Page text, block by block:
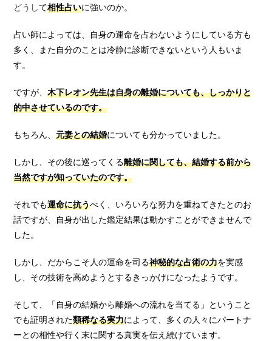
どうして相性占いに強いのか。
占い師によっては、自身の運命を占わないようにしている方も
多く、また自分のことは冷静に診断できないという人もいま
す。
ですが、木下レオン先生は自身の離婚についても、しっかりと
的中させているのです。
もちろん、元妻との結婚についても分かっていました。
しかし、その後に巡ってくる離婚に関しても、結婚する前から
当然ですが知っていたのです。
それでも運命に抗うべく、いろいろな努力を重ねてきたとのお
話ですが、自身が出した鑑定結果は動かすことができませんで
した。
しかし、だからこそ人の運命を司る神秘的な占術の力を実感
し、その技術を高めようとするきっかけになったようです。
そして、「自身の結婚から離婚への流れを当てる」ということ
でも証明された類稀なる実力によって、多くの人々にパートナ
ーとの相性や行く末に関する真実を伝え続けています。